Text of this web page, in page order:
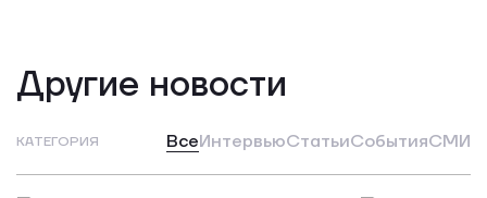
Другие новости
КАТЕГОРИЯ ВсеИнтервьюСтатьиСобытияСМИ